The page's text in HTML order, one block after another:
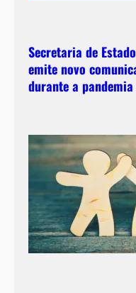
Secretaria de
emite novo
durante a pandemia